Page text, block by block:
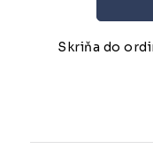
Skriňa do